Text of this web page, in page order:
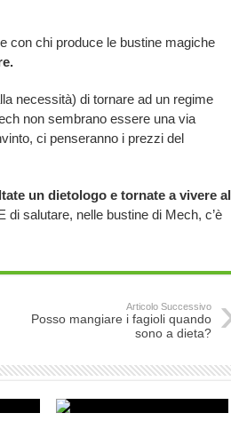
con chi produce le bustine magiche
necessità) di tornare ad un regime
non sembrano essere una via
ci penseranno i prezzi del
un dietologo e tornate a vivere al
salutare, nelle bustine di Mech, c’è
Articolo Successivo
Posso mangiare i fagioli quando
sono a dieta?